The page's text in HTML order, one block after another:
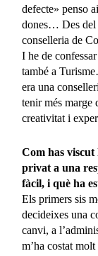
defecte» penso
dones… Des del
conselleria de
I he de
també a
era una
tenir més marge
creativitat i
Com has viscut
privat a una
fàcil, i què ha
Els primers sis
decideixes una
canvi, a
m’ha costat